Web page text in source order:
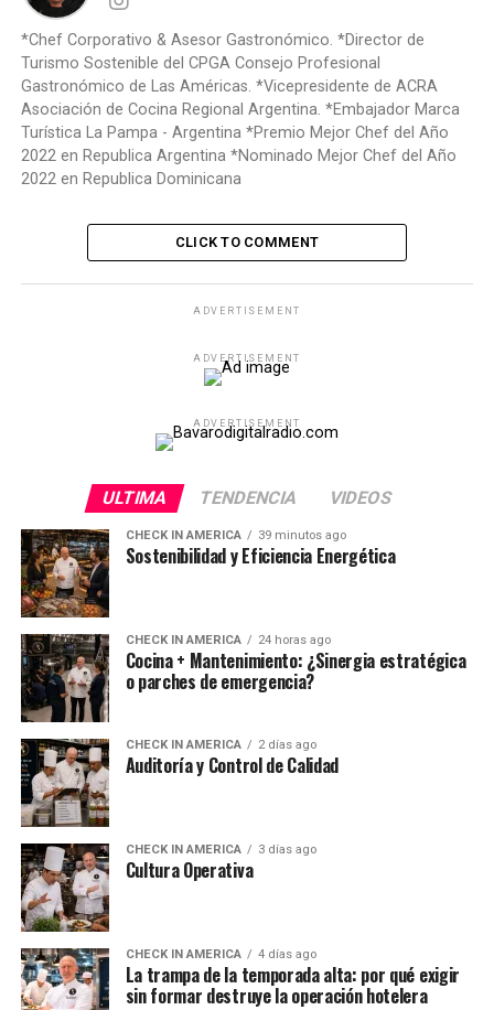
*Chef Corporativo & Asesor Gastronómico. *Director de
Turismo Sostenible del CPGA Consejo Profesional
Gastronómico de Las Américas. *Vicepresidente de ACRA
Asociación de Cocina Regional Argentina. *Embajador Marca
Turística La Pampa - Argentina *Premio Mejor Chef del Año
2022 en Republica Argentina *Nominado Mejor Chef del Año
2022 en Republica Dominicana
CLICK TO COMMENT
ADVERTISEMENT
ADVERTISEMENT
ADVERTISEMENT
ULTIMA TENDENCIA VIDEOS
CHECK IN AMERICA 39 minutos ago
Sostenibilidad y Eficiencia Energética
CHECK IN AMERICA 24 horas ago
Cocina + Mantenimiento: ¿Sinergia estratégica
o parches de emergencia?
CHECK IN AMERICA 2 días ago
Auditoría y Control de Calidad
CHECK IN AMERICA 3 días ago
Cultura Operativa
CHECK IN AMERICA 4 días ago
La trampa de la temporada alta: por qué exigir
sin formar destruye la operación hotelera